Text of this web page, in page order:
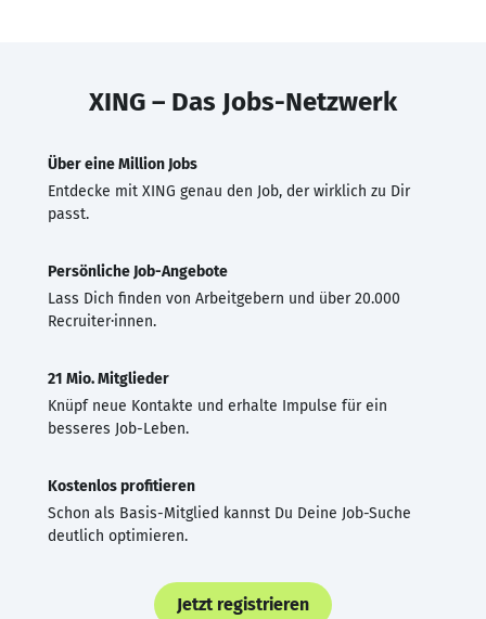
XING – Das Jobs-Netzwerk
Über eine Million Jobs
Entdecke mit XING genau den Job, der wirklich zu Dir
passt.
Persönliche Job-Angebote
Lass Dich finden von Arbeitgebern und über 20.000
Recruiter·innen.
21 Mio. Mitglieder
Knüpf neue Kontakte und erhalte Impulse für ein
besseres Job-Leben.
Kostenlos profitieren
Schon als Basis-Mitglied kannst Du Deine Job-Suche
deutlich optimieren.
Jetzt registrieren